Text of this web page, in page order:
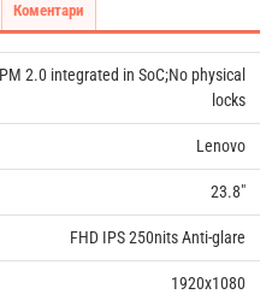
Коментари
2.0 integrated in SoC;No physical
locks
Lenovo
23.8"
FHD IPS 250nits Anti-glare
1920x1080